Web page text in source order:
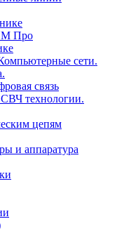
Про
сети.
связь
технологии.
цепям
и аппаратура